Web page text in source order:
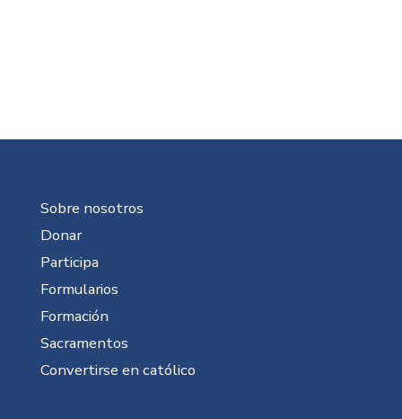
Sobre nosotros
Donar
Participa
Formularios
Formación
Sacramentos
Convertirse en católico